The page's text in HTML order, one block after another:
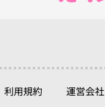
利用規約 運営会社